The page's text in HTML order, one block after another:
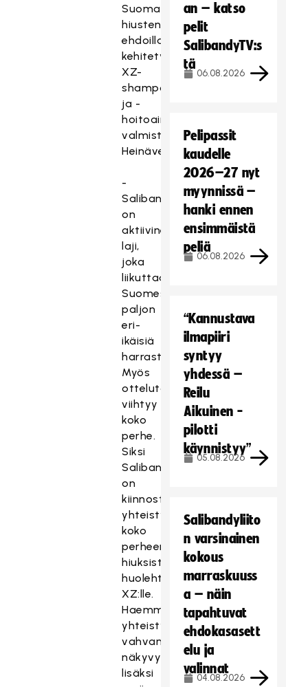
Suomalaisten
hiusten
ehdoilla
kehitetyt
XZ-
shampoot
ja -
hoitoaineet
valmistetaan
Heinävedellä.
-
Salibandy
on
aktiivinen
laji,
joka
liikuttaa
Suomessa
paljon
eri-
ikäisiä
harrastajia.
Myös
ottelutapahtumissa
viihtyy
koko
perhe.
Siksi
Salibandyliiga
on
kiinnostava
yhteistyökumppani
koko
perheen
hiuksista
huolehtivalle
XZ:lle.
Haemme
yhteistyöltä
vahvan
näkyvyyden
lisäksi
an – katso
pelit
SalibandyTV:s
tä
06.08.2026
Pelipassit
kaudelle
2026–27 nyt
myynnissä –
hanki ennen
ensimmäistä
peliä
06.08.2026
“Kannustava
ilmapiiri
syntyy
yhdessä –
Reilu
Aikuinen -
pilotti
käynnistyy”
05.08.2026
Salibandyliito
n varsinainen
kokous
marraskuuss
a – näin
tapahtuvat
ehdokasasett
elu ja
valinnat
04.08.2026